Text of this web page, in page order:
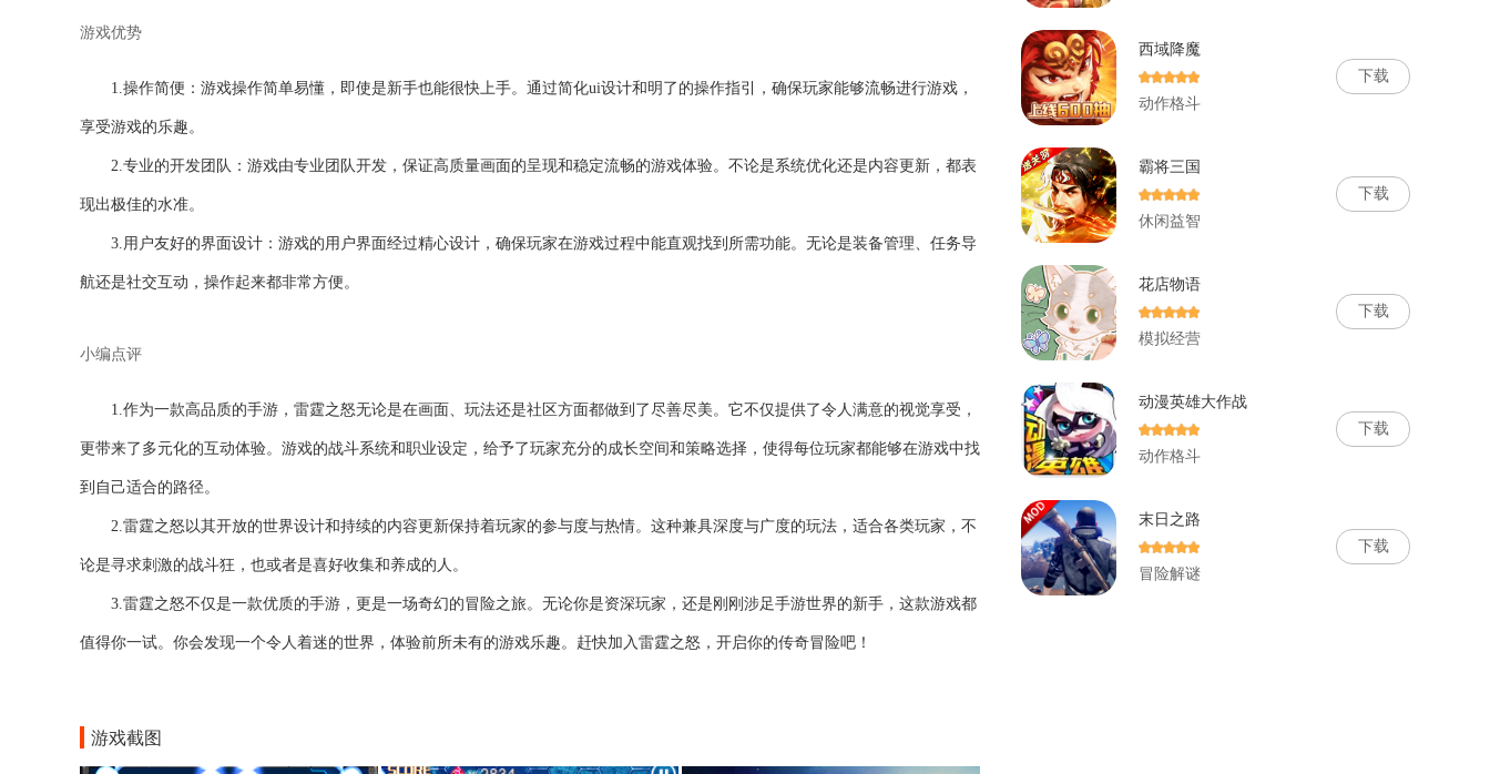
游戏优势
1.操作简便：游戏操作简单易懂，即使是新手也能很快上手。通过简化ui设计和明了的操作指引，确保玩家能够流畅进行游戏，
享受游戏的乐趣。
2.专业的开发团队：游戏由专业团队开发，保证高质量画面的呈现和稳定流畅的游戏体验。不论是系统优化还是内容更新，都表
现出极佳的水准。
3.用户友好的界面设计：游戏的用户界面经过精心设计，确保玩家在游戏过程中能直观找到所需功能。无论是装备管理、任务导
航还是社交互动，操作起来都非常方便。
小编点评
1.作为一款高品质的手游，雷霆之怒无论是在画面、玩法还是社区方面都做到了尽善尽美。它不仅提供了令人满意的视觉享受，
更带来了多元化的互动体验。游戏的战斗系统和职业设定，给予了玩家充分的成长空间和策略选择，使得每位玩家都能够在游戏中找
到自己适合的路径。
2.雷霆之怒以其开放的世界设计和持续的内容更新保持着玩家的参与度与热情。这种兼具深度与广度的玩法，适合各类玩家，不
论是寻求刺激的战斗狂，也或者是喜好收集和养成的人。
3.雷霆之怒不仅是一款优质的手游，更是一场奇幻的冒险之旅。无论你是资深玩家，还是刚刚涉足手游世界的新手，这款游戏都
值得你一试。你会发现一个令人着迷的世界，体验前所未有的游戏乐趣。赶快加入雷霆之怒，开启你的传奇冒险吧！
游戏截图
西域降魔
动作格斗
下载
霸将三国
休闲益智
下载
花店物语
模拟经营
下载
动漫英雄大作战
动作格斗
下载
末日之路
冒险解谜
下载